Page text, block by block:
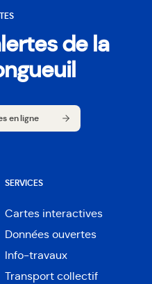
de la
en ligne
SERVICES
Cartes interactives
Ouvre
dans
une
nouvelle
Données ouvertes
Ouvre
dans
une
Info-travaux
Transport collectif